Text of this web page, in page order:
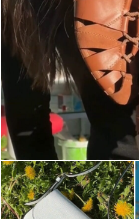
Elevate your desire for a